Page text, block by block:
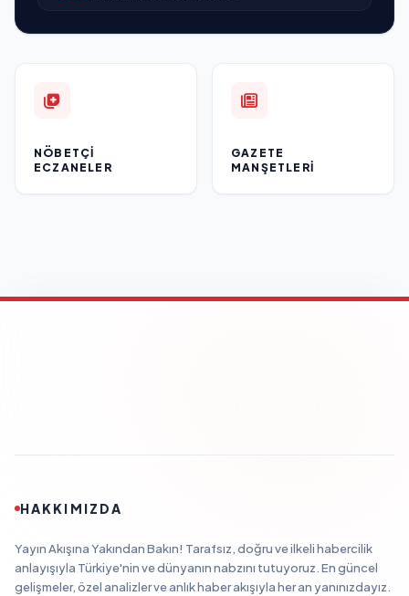
NÖBETÇI
ECZANELER
GAZETE
MANŞETLERI
HAKKIMIZDA
Yayın Akışına Yakından Bakın! Tarafsız, doğru ve ilkeli habercilik
anlayışıyla Türkiye'nin ve dünyanın nabzını tutuyoruz. En güncel
gelişmeler, özel analizler ve anlık haber akışıyla her an yanınızdayız.